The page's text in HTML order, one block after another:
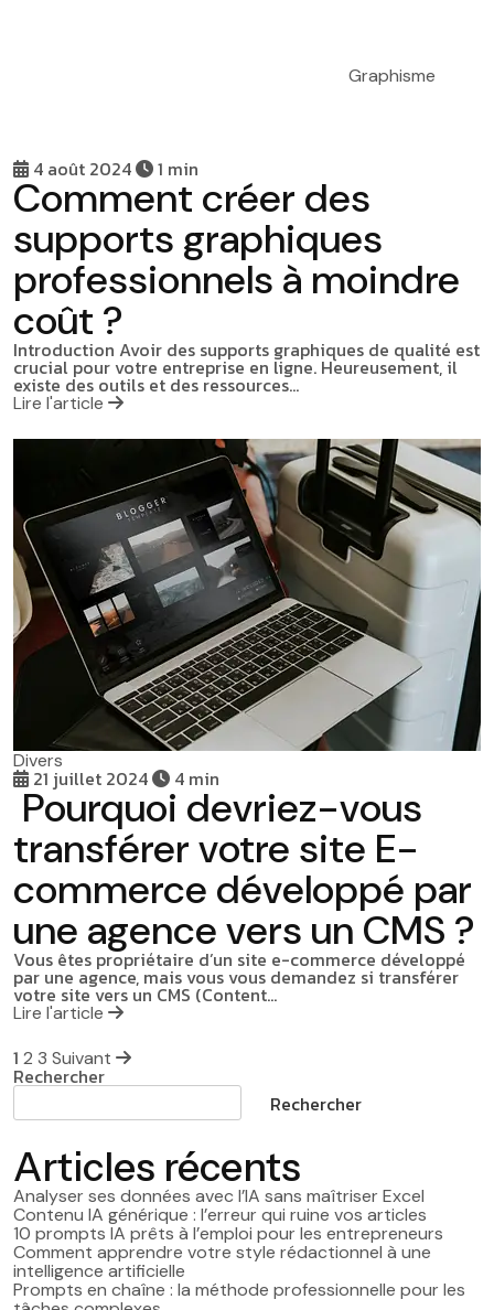
Graphisme
4 août 2024 1 min
Comment créer des
supports graphiques
professionnels à moindre
coût ?
Introduction Avoir des supports graphiques de qualité est
crucial pour votre entreprise en ligne. Heureusement, il
existe des outils et des ressources…
Lire l'article
Divers
21 juillet 2024 4 min
Pourquoi devriez-vous
transférer votre site E-
commerce développé par
une agence vers un CMS ?
Vous êtes propriétaire d’un site e-commerce développé
par une agence, mais vous vous demandez si transférer
votre site vers un CMS (Content…
Lire l'article
Pagination
des
publications
1 2 3 Suivant
Rechercher
Rechercher
Articles récents
Analyser ses données avec l’IA sans maîtriser Excel
Contenu IA générique : l’erreur qui ruine vos articles
10 prompts IA prêts à l’emploi pour les entrepreneurs
Comment apprendre votre style rédactionnel à une
intelligence artificielle
Prompts en chaîne : la méthode professionnelle pour les